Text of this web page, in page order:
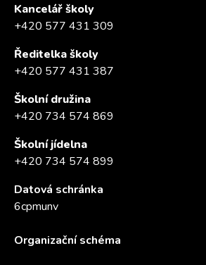
Kancelář školy
+420 577 431 309
Ředitelka školy
+420 577 431 387
Školní družina
+420 734 574 869
Školní jídelna
+420 734 574 899
Datová schránka
6cpmunv
Organizační schéma